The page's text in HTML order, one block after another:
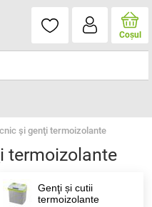
Coşul
şi genţi termoizolante
termoizolante
Genţi și cutii
termoizolante